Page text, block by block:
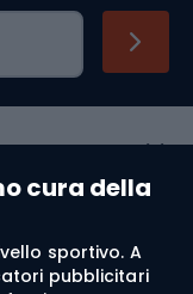
cura della
sportivo. A
pubblicitari